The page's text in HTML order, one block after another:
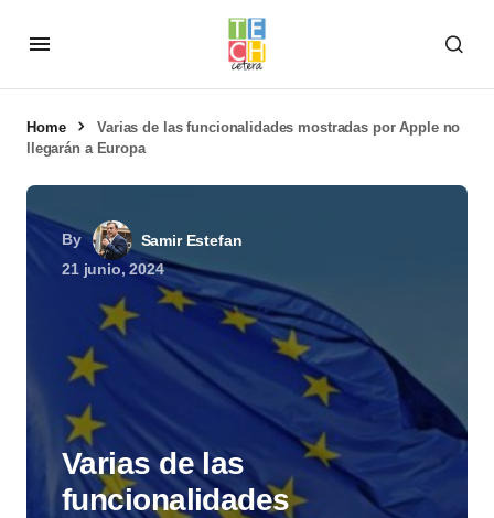
Home
Varias de las funcionalidades mostradas por Apple no
llegarán a Europa
By
Samir Estefan
21 junio, 2024
Varias de las
funcionalidades